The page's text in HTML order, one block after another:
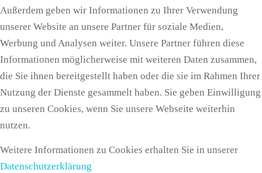
Außerdem geben wir Informationen zu Ihrer Verwendung
unserer Website an unsere Partner für soziale Medien,
Werbung und Analysen weiter. Unsere Partner führen diese
Informationen möglicherweise mit weiteren Daten zusammen,
die Sie ihnen bereitgestellt haben oder die sie im Rahmen Ihrer
Nutzung der Dienste gesammelt haben. Sie geben Einwilligung
zu unseren Cookies, wenn Sie unsere Webseite weiterhin
nutzen.
Weitere Informationen zu Cookies erhalten Sie in unserer
Datenschutzerklärung